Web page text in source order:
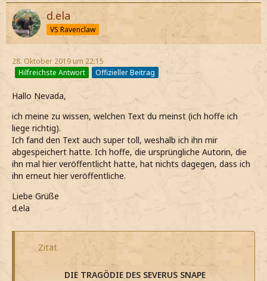
d.ela
VS Ravenclaw
28. Oktober 2019 um 22:15
Hilfreichste Antwort
Offizieller Beitrag
Hallo Nevada,
ich meine zu wissen, welchen Text du meinst (ich hoffe ich
liege richtig).
Ich fand den Text auch super toll, weshalb ich ihn mir
abgespeichert hatte. Ich hoffe, die ursprüngliche Autorin, die
ihn mal hier veröffentlicht hatte, hat nichts dagegen, dass ich
ihn erneut hier veröffentliche.
Liebe Grüße
d.ela
Zitat
DIE TRAGÖDIE DES SEVERUS SNAPE